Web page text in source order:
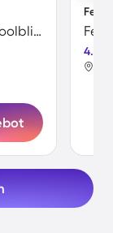
Villa mit Pool, Terrasse und Grill | Poolblick
4.2